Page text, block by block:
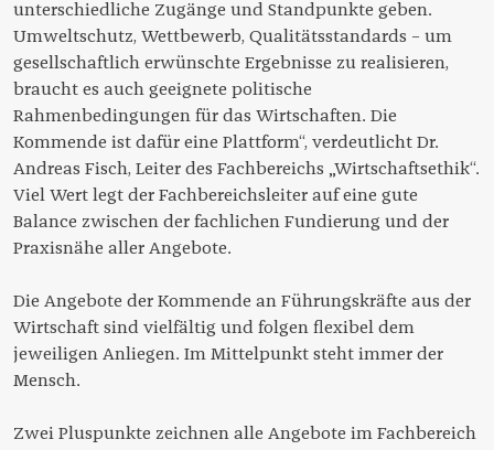
unterschiedliche Zugänge und Standpunkte geben.
Umweltschutz, Wettbewerb, Qualitätsstandards – um
gesellschaftlich erwünschte Ergebnisse zu realisieren,
braucht es auch geeignete politische
Rahmenbedingungen für das Wirtschaften. Die
Kommende ist dafür eine Plattform“, verdeutlicht Dr.
Andreas Fisch, Leiter des Fachbereichs „Wirtschaftsethik“.
Viel Wert legt der Fachbereichsleiter auf eine gute
Balance zwischen der fachlichen Fundierung und der
Praxisnähe aller Angebote.
Die Angebote der Kommende an Führungskräfte aus der
Wirtschaft sind vielfältig und folgen flexibel dem
jeweiligen Anliegen. Im Mittelpunkt steht immer der
Mensch.
Zwei Pluspunkte zeichnen alle Angebote im Fachbereich